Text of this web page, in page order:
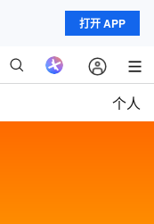
打开 APP
个人